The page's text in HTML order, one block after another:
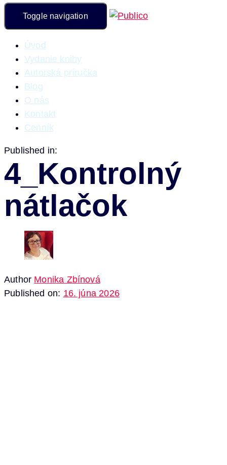
Toggle navigation
Úvod
Vydanie knihy
Autorská príručka
Blog
O nás
Kontakt
Cenník
Published in:
4_Kontrolný
nátlačok
Author Monika Zbínová
Published on: 16. júna 2026